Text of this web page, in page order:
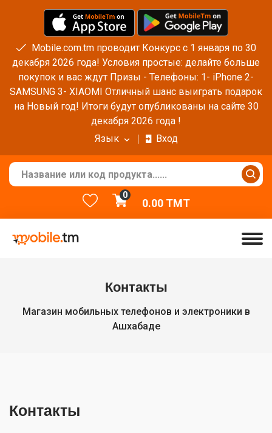
Mobile.com.tm проводит Конкурс с 1 января по 30
декабря 2026 года! Условия простые: делайте больше
покупок и вас ждут Призы - Телефоны: 1- iPhone 2-
SAMSUNG 3- XIAOMI Отличный шанс выиграть подарок
на Новый год! Итоги будут опубликованы на сайте 30
декабря 2026 года !
Язык
Вход
0
0.00TMT
Контакты
Магазин мобильных телефонов и электроники в
Ашхабаде
Контакты